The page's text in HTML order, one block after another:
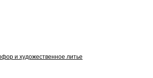
и художественное литье